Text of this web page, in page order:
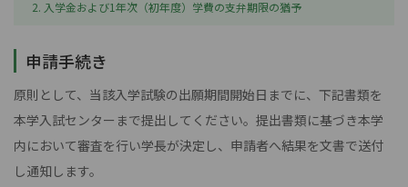
2. 入学金および1年次（初年度）学費の支弁期限の猶予
申請手続き
原則として、当該入学試験の出願期間開始日までに、下記書類を
本学入試センターまで提出してください。提出書類に基づき本学
内において審査を行い学長が決定し、申請者へ結果を文書で送付
し通知します。